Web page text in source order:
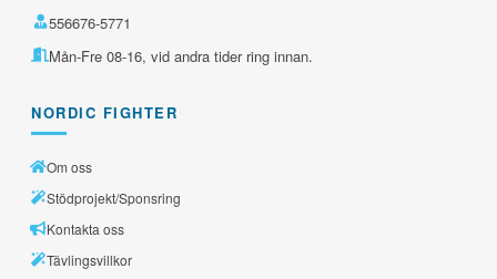
556676-5771
Mån-Fre 08-16, vid andra tider ring innan.
NORDIC FIGHTER
Om oss
Stödprojekt/Sponsring
Kontakta oss
Tävlingsvillkor